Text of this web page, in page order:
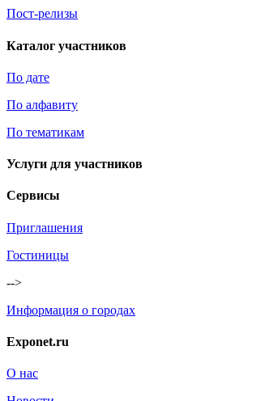
Пост-релизы
Каталог участников
По дате
По алфавиту
По тематикам
Услуги для участников
Сервисы
Приглашения
Гостиницы
-->
Информация о городах
Exponet.ru
О нас